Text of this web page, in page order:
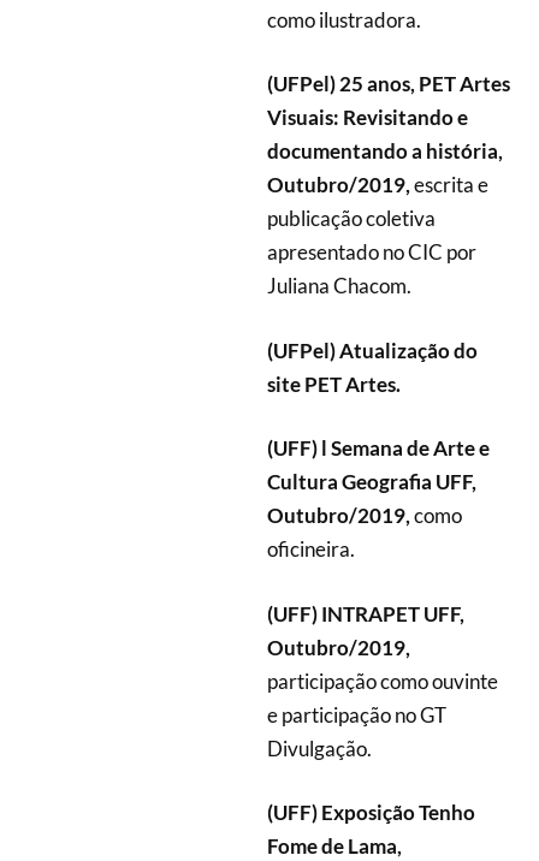
comoilustradora.
(UFPel)25 anos, PET Artes
Visuais: Revisitando e
documentando a história,
Outubro/2019,escrita e
publicação coletiva
apresentado no CIC por
Juliana Chacom.
(UFPel) Atualização do
site PET Artes.
(UFF) l Semana de Arte e
Cultura Geografia UFF,
Outubro/2019,como
oficineira.
(UFF) INTRAPET UFF,
Outubro/2019,
participação como ouvinte
e participação no GT
Divulgação.
(UFF) Exposição Tenho
Fome de Lama,